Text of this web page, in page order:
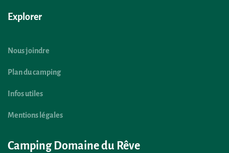
Explorer
Nous joindre
Plan du camping
Infos utiles
Mentions légales
Camping Domaine du Rêve